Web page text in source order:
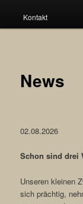
Kontakt
News
02.08.2026
Schon sind drei
Unseren kleinen
sich prächtig,